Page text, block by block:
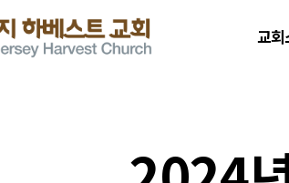
교회